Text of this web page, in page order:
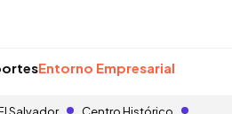
Entorno Empresarial